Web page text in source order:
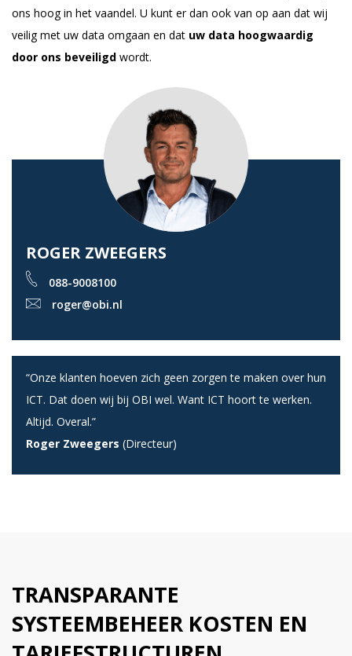
ons hoog in het vaandel. U kunt er dan ook van op aan dat wij
veilig met uw data omgaan en dat uw data hoogwaardig
door ons beveiligd wordt.
ROGER ZWEEGERS
088-9008100
roger@obi.nl
“Onze klanten hoeven zich geen zorgen te maken over hun
ICT. Dat doen wij bij OBI wel. Want ICT hoort te werken.
Altijd. Overal.”
Roger Zweegers (Directeur)
TRANSPARANTE
SYSTEEMBEHEER KOSTEN EN